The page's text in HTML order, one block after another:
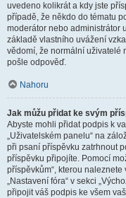
uvedeno kolikrát a kdy jste
případě, že někdo do tématu
moderátor nebo administrátor
základě vlastního uvážení
vědomí, že normální uživatelé
pošle odpověď.
Nahoru
Jak můžu přidat ke svým
Abyste mohli přidat podpis k
„Uživatelském panelu“ na
při psaní příspěvku zatrhnout
příspěvku připojíte. Pomocí
příspěvkům“, kterou naleznete
„Nastavení fóra“ v sekci
připojit váš podpis ke všem